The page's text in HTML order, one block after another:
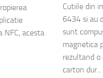
NFC, acesta
Cutiile din
6434 si au
sunt
magnetica
rezultand o
carton dur...